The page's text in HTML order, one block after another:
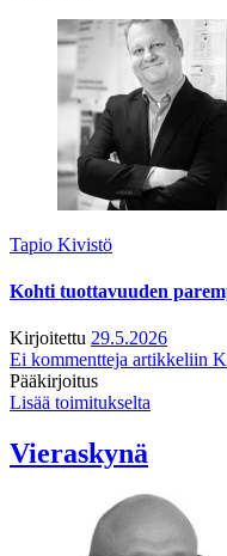
Tapio Kivistö
Kohti tuottavuuden
Kirjoitettu 29.5.2026
Ei kommentteja artikkeliin
Pääkirjoitus
Lisää toimitukselta
Vieraskynä